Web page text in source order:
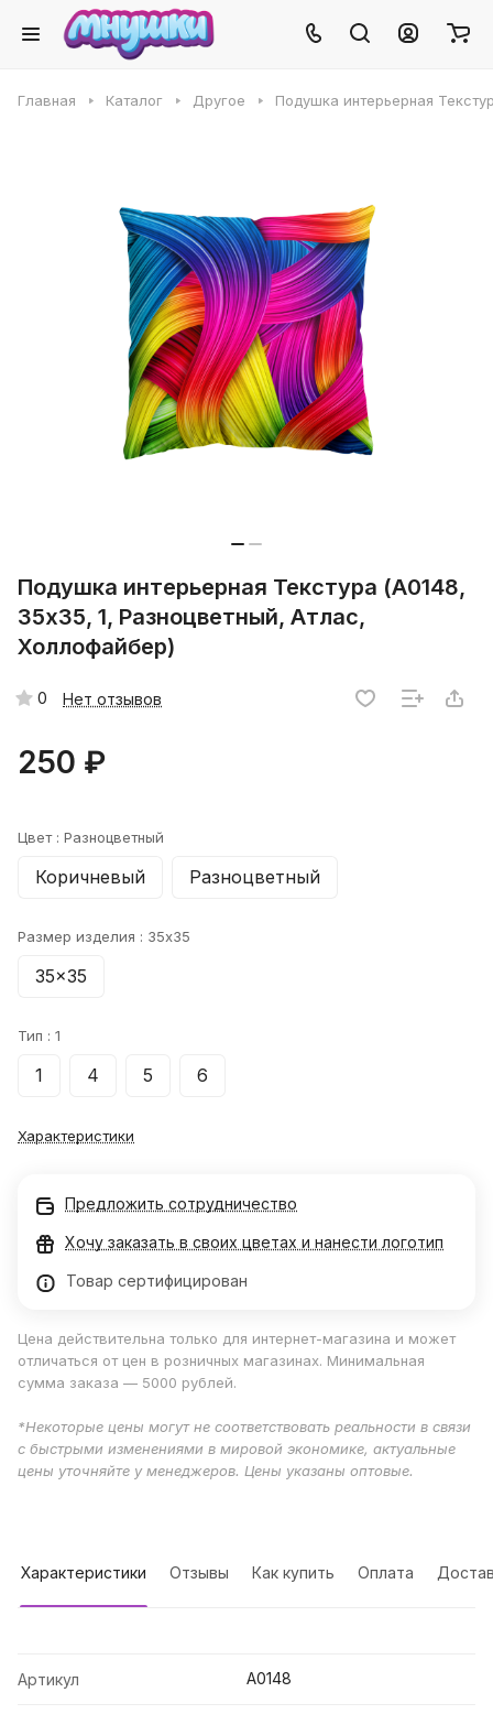
Главная Каталог Другое Подушка интерьерная
Подушка интерьерная Текстура (A0148,
35х35, 1, Разноцветный, Атлас,
Холлофайбер)
0 Нет отзывов
250 ₽
Цвет : Разноцветный
Коричневый Разноцветный
Размер изделия : 35x35
35x35
Тип : 1
1 4 5 6
Характеристики
Предложить сотрудничество
Хочу заказать в своих цветах и нанести логотип
Товар сертифицирован
Цена действительна только для интернет-магазина и может
отличаться от цен в розничных магазинах. Минимальная
сумма заказа — 5000 рублей.
*Некоторые цены могут не соответствовать реальности в связи
с быстрыми изменениями в мировой экономике, актуальные
цены уточняйте у менеджеров. Цены указаны оптовые.
Характеристики Отзывы Как купить Оплата
Артикул A0148